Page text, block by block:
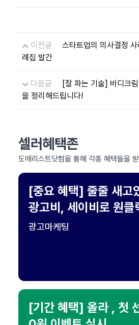
이전글
스타트업의 의사결정
례집 발간
다음글
[잘 파는 기술] 바디크
을 정리해드립니다!
셀러혜택존
도매리스트닷컴을 통해 각종 혜택들을
[중요 혜택] 줄줄 새고
광고비, 세이비로 원클
광고마케팅
[기간 혜택] 올라 , 첫